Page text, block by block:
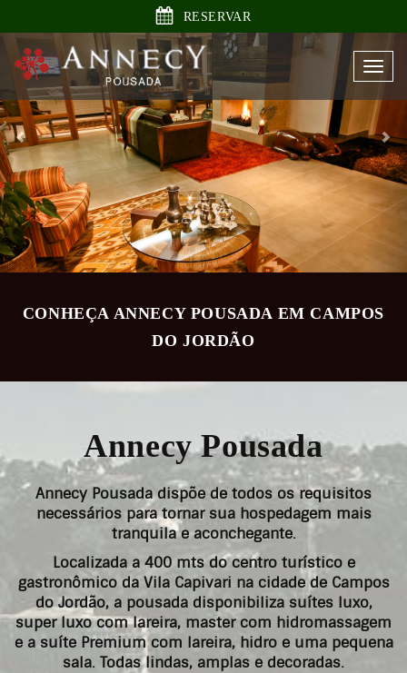
RESERVAR
CONHEÇA ANNECY POUSADA EM CAMPOS
DO JORDÃO
Annecy Pousada
Annecy Pousada dispõe de todos os requisitos
necessários para tornar sua hospedagem mais
tranquila e aconchegante.
Localizada a 400 mts do centro turístico e
gastronômico da Vila Capivari na cidade de Campos
do Jordão, a pousada disponibiliza suítes luxo,
super luxo com lareira, master com hidromassagem
e a suíte Premium com lareira, hidro e uma pequena
sala. Todas lindas, amplas e decoradas.